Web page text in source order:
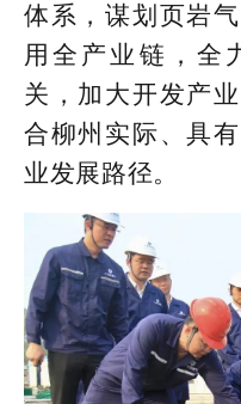
体系，谋划页岩
用全产业链，全
关，加大开发产
合柳州实际、具
业发展路径。